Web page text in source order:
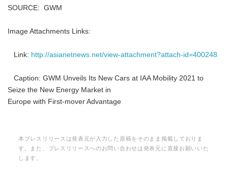
SOURCE: GWM
Image Attachments Links:
Link: http://asianetnews.net/view-attachment?attach-id=400248
Caption: GWM Unveils Its New Cars at IAA Mobility 2021 to
Seize the New Energy Market in
Europe with First-mover Advantage
本プレスリリースは発表元が入力した原稿をそのまま掲載しておりま
す。また、プレスリリースへのお問い合わせは発表元に直接お願いいた
します。